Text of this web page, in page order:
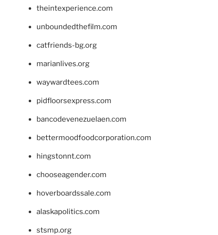
theintexperience.com
unboundedthefilm.com
catfriends-bg.org
marianlives.org
waywardtees.com
pidfloorsexpress.com
bancodevenezuelaen.com
bettermoodfoodcorporation.com
hingstonnt.com
chooseagender.com
hoverboardssale.com
alaskapolitics.com
stsmp.org